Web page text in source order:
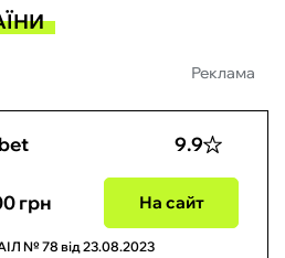
Реклама
9.9
грн На сайт
№ 78 від 23.08.2023